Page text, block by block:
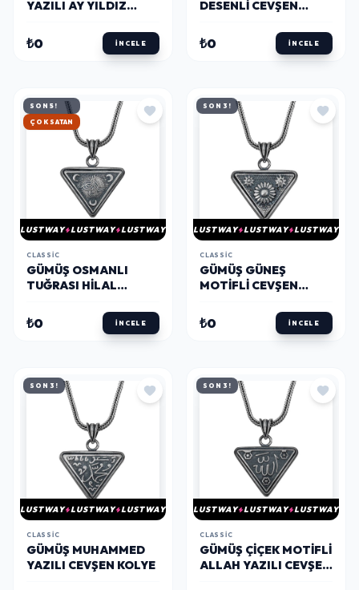
YAZILI AY YILDIZ
₺0 İNCELE
DESENLI CEVŞEN
₺0 İNCELE
SON 5!
HIZLI KARGO
LUSTWAY LUSTWAY LUSTWAY
CLASSIC
GÜMÜŞ OSMANLI
TUĞRASI HILAL
₺0 İNCELE
SON 3!
LUSTWAY LUSTWAY LUSTWAY
CLASSIC
GÜMÜŞ GÜNEŞ
MOTIFLI CEVŞEN
₺0 İNCELE
SON 3!
LUSTWAY LUSTWAY LUSTWAY
CLASSIC
GÜMÜŞ MUHAMMED
YAZILI CEVŞEN KOLYE
SON 3!
LUSTWAY LUSTWAY LUSTWAY
CLASSIC
GÜMÜŞ ÇIÇEK MOTIFLI
ALLAH YAZILI CEVŞEN